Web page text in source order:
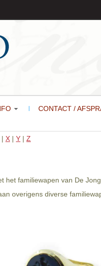
CONTACT /
| X | Y | Z
het familiewapen van De
overigens diverse